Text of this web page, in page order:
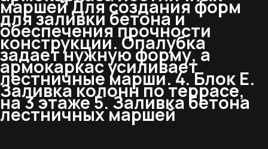
маршей Для создания форм
для заливки бетона и
обеспечения прочности
конструкции. Опалубка
задает нужную форму, а
армокаркас усиливает
лестничные марши. 4. Блок Е.
Заливка колонн по террасе,
на 3 этаже 5. Заливка бетона
лестничных маршей